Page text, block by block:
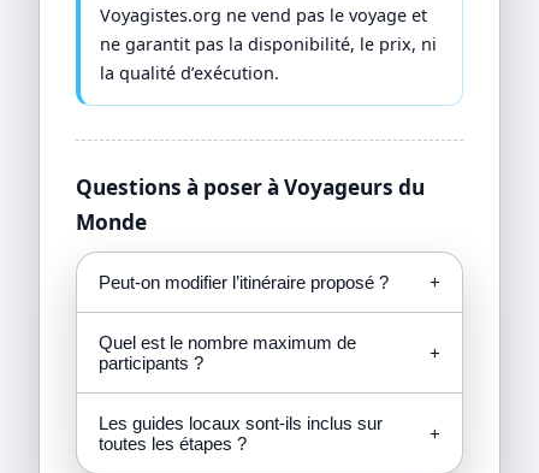
Voyagistes.org ne vend pas le voyage et
ne garantit pas la disponibilité, le prix, ni
la qualité d’exécution.
Questions à poser à Voyageurs du
Monde
Peut-on modifier l’itinéraire proposé ? +
Quel est le nombre maximum de
participants ?
+
Les guides locaux sont-ils inclus sur
toutes les étapes ?
+